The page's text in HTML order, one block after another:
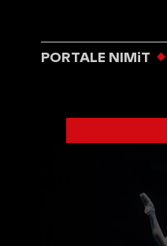
PORTALE NIMiT